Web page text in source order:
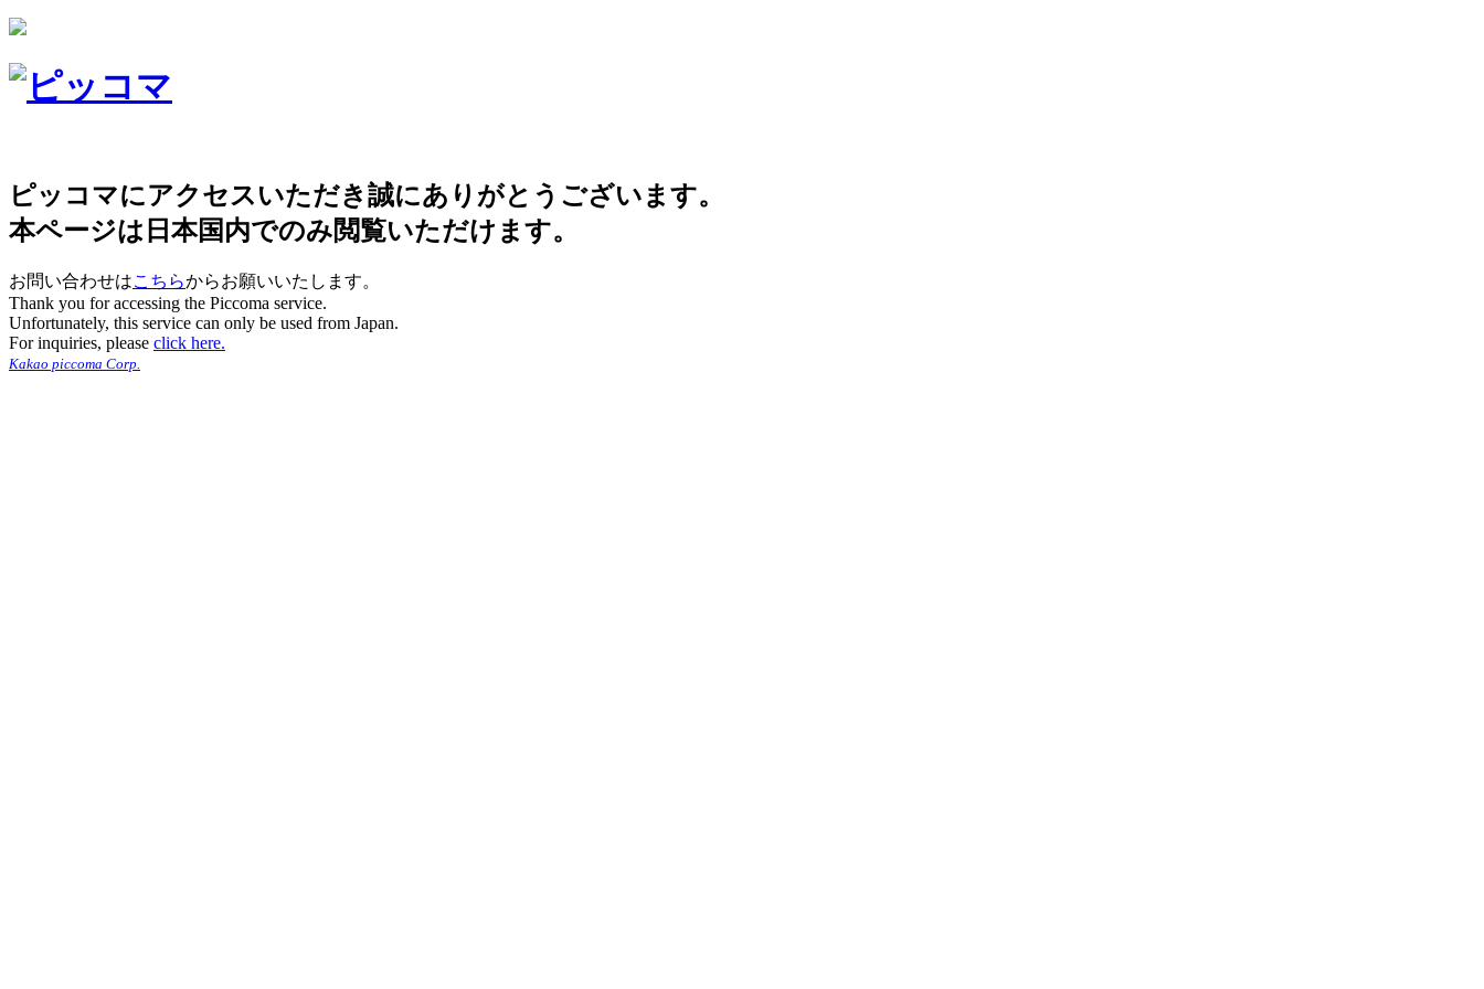
ピッコマにアクセスいただき誠にありがとうございます。
本ページは日本国内でのみ閲覧いただけます。
お問い合わせはこちらからお願いいたします。
Thank you for accessing the Piccoma service.
Unfortunately, this service can only be used from Japan.
For inquiries, please click here.
Kakao piccoma Corp.